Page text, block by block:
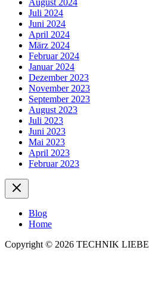
August 2024
Juli 2024
Juni 2024
April 2024
März 2024
Februar 2024
Januar 2024
Dezember 2023
November 2023
September 2023
August 2023
Juli 2023
Juni 2023
Mai 2023
April 2023
Februar 2023
Blog
Home
Copyright © 2026 TECHNIK LIEBE